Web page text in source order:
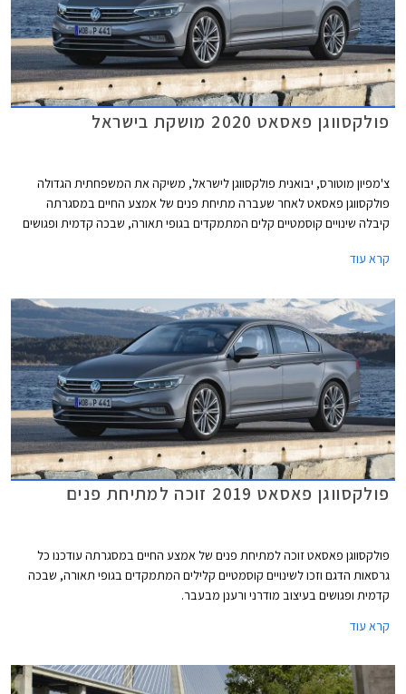
פולקסווגן פאסאט 2020 מושקת בישראל
צ'מפיון מוטורס, יבואנית פולקסווגן לישראל, משיקה את המשפחתית הגדולה
פולקסווגן פאסאט לאחר שעברה מתיחת פנים של אמצע החיים במסגרתה
קיבלה שינויים קוסמטיים קלים המתמקדים בגופי תאורה, שבכה קדמית ופגושים
קרא עוד
פולקסווגן פאסאט 2019 זוכה למתיחת פנים
פולקסווגן פאסאט זוכה למתיחת פנים של אמצע החיים במסגרתה עודכנו כל
גרסאות הדגם וזכו לשינויים קוסמטיים קלילים המתמקדים בגופי תאורה, שבכה
קדמית ופגושים בעיצוב מודרני ורענן מבעבר.
קרא עוד